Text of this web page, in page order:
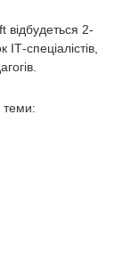
відбудеться 2-
спеціалістів,
теми: